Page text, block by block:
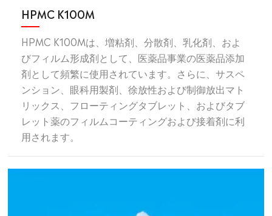
HPMC K100M
HPMC K100Mは、増粘剤、分散剤、乳化剤、およ
びフィルム形成剤として、医薬品事業の医薬品添加
剤として頻繁に使用されています。さらに、サスペ
ンション、眼科用製剤、徐放性および制御放出マト
リックス、フローティングタブレット、およびタブ
レット薬のフィルムコーティングおよび接着剤に利
用されます。